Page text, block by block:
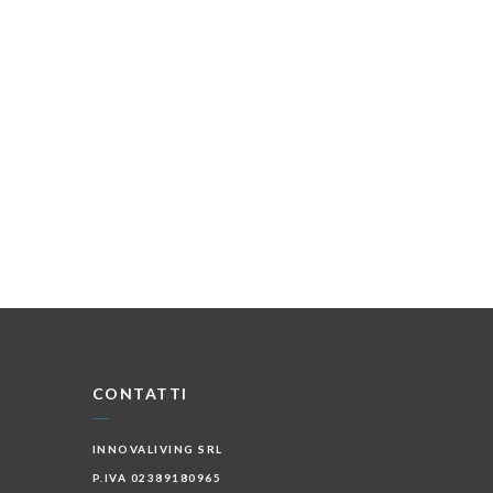
CONTATTI
INNOVALIVING SRL
P.IVA 02389180965